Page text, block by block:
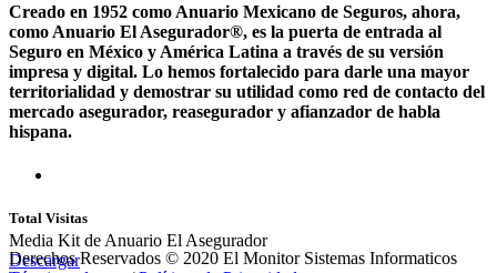
Creado en 1952 como Anuario Mexicano de Seguros, ahora,
como Anuario El Asegurador®, es la puerta de entrada al
Seguro en México y América Latina a través de su versión
impresa y digital. Lo hemos fortalecido para darle una mayor
territorialidad y demostrar su utilidad como red de contacto del
mercado asegurador, reasegurador y afianzador de habla
hispana.
Total Visitas
Media Kit de Anuario El Asegurador
Descargar
Derechos Reservados © 2020 El Monitor Sistemas Informaticos